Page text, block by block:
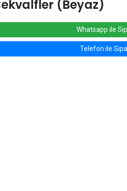
(Beyaz)
Whatsapp ile
Telefon ile